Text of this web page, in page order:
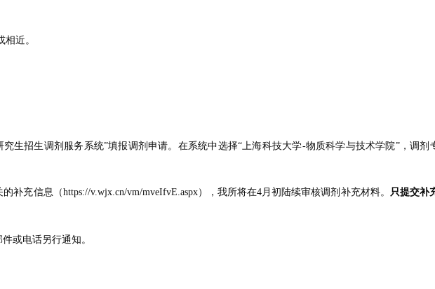
近。
生招生调剂服务系统”填报调剂申请。在系统中选择“上海科技大学-物质科学与技术学院”，调剂
的补充信息（https://v.wjx.cn/vm/mveIfvE.aspx），我所将在4月初陆续审核调剂补充材料。 只提交补
或电话另行通知。